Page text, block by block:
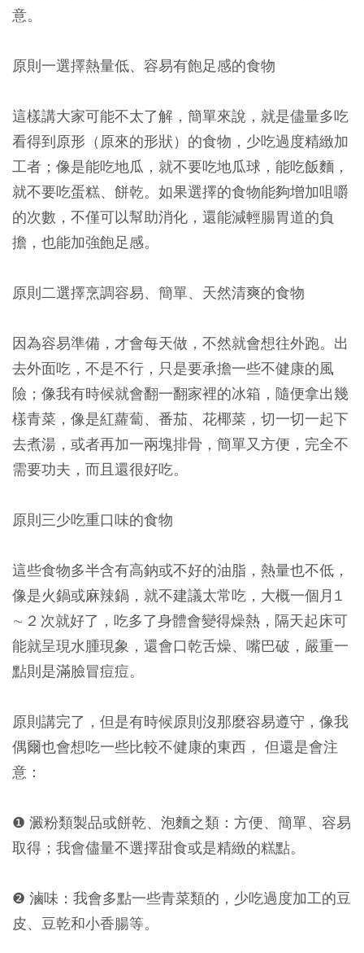
意。
原則一選擇熱量低、容易有飽足感的食物
這樣講大家可能不太了解，簡單來說，就是儘量多吃
看得到原形（原來的形狀）的食物，少吃過度精緻加
工者；像是能吃地瓜，就不要吃地瓜球，能吃飯麵，
就不要吃蛋糕、餅乾。如果選擇的食物能夠增加咀嚼
的次數，不僅可以幫助消化，還能減輕腸胃道的負
擔，也能加強飽足感。
原則二選擇烹調容易、簡單、天然清爽的食物
因為容易準備，才會每天做，不然就會想往外跑。出
去外面吃，不是不行，只是要承擔一些不健康的風
險；像我有時候就會翻一翻家裡的冰箱，隨便拿出幾
樣青菜，像是紅蘿蔔、番茄、花椰菜，切一切一起下
去煮湯，或者再加一兩塊排骨，簡單又方便，完全不
需要功夫，而且還很好吃。
原則三少吃重口味的食物
這些食物多半含有高鈉或不好的油脂，熱量也不低，
像是火鍋或麻辣鍋，就不建議太常吃，大概一個月1
∼ 2 次就好了，吃多了身體會變得燥熱，隔天起床可
能就呈現水腫現象，還會口乾舌燥、嘴巴破，嚴重一
點則是滿臉冒痘痘。
原則講完了，但是有時候原則沒那麼容易遵守，像我
偶爾也會想吃一些比較不健康的東西， 但還是會注
意：
❶ 澱粉類製品或餅乾、泡麵之類：方便、簡單、容易
取得；我會儘量不選擇甜食或是精緻的糕點。
❷ 滷味：我會多點一些青菜類的，少吃過度加工的豆
皮、豆乾和小香腸等。